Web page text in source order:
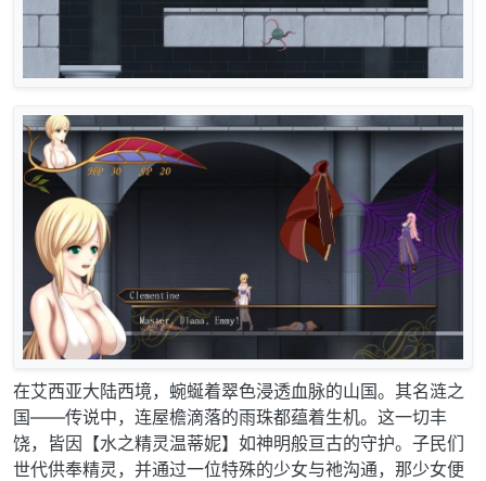
在艾西亚大陆西境，蜿蜒着翠色浸透血脉的山国。其名涟之
国——传说中，连屋檐滴落的雨珠都蕴着生机。这一切丰
饶，皆因【水之精灵温蒂妮】如神明般亘古的守护。子民们
世代供奉精灵，并通过一位特殊的少女与祂沟通，那少女便